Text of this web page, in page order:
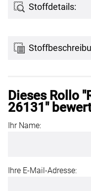
Stoffdetails:
Dieses Rollo
26131"
Ihr Name:
Ihre E-Mail-Adresse: